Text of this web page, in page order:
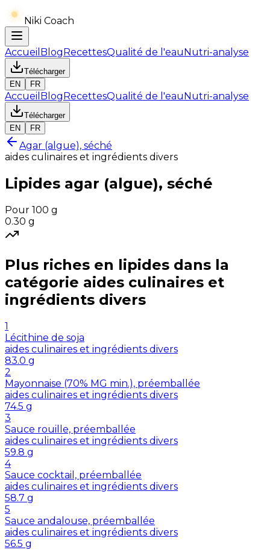
Niki Coach
Accueil BlogRecettesQualité de l'eauNutri-analyse
Télécharger
EN
FR
Accueil BlogRecettesQualité de l'eauNutri-analyse
Télécharger
EN
FR
Agar (algue), séché
aides culinaires et ingrédients divers
Lipides agar (algue), séché
Pour 100 g
0.30 g
Plus riches en lipides dans la
catégorie aides culinaires et
ingrédients divers
1
Lécithine de soja
aides culinaires et ingrédients divers
83.0 g
2
Mayonnaise (70% MG min.), préemballée
aides culinaires et ingrédients divers
74.5 g
3
Sauce rouille, préemballée
aides culinaires et ingrédients divers
59.8 g
4
Sauce cocktail, préemballée
aides culinaires et ingrédients divers
58.7 g
5
Sauce andalouse, préemballée
aides culinaires et ingrédients divers
56.5 g